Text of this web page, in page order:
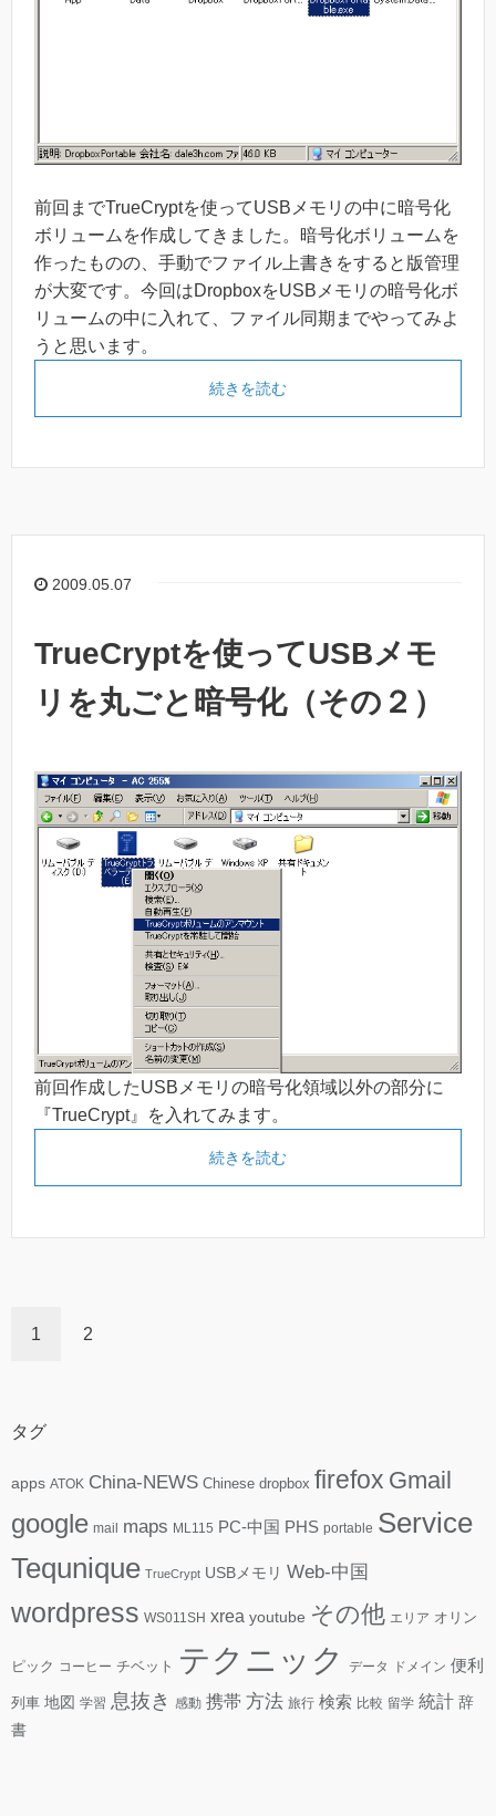
前回までTrueCryptを使ってUSBメモリの中に暗号化
ボリュームを作成してきました。暗号化ボリュームを
作ったものの、手動でファイル上書きをすると版管理
が大変です。今回はDropboxをUSBメモリの暗号化ボ
リュームの中に入れて、ファイル同期までやってみよ
うと思います。
続きを読む
2009.05.07
TrueCryptを使ってUSBメモ
リを丸ごと暗号化（その２）
前回作成したUSBメモリの暗号化領域以外の部分に
『TrueCrypt』を入れてみます。
続きを読む
1 2
タグ
apps ATOK China-NEWS Chinese dropbox firefox Gmail
google mail maps ML115 PC-中国 PHS portable Service
Tequnique TrueCrypt USBメモリ Web-中国
wordpress WS011SH xrea youtube その他 エリア オリン
ピック コーヒー チベット テクニック データ ドメイン 便利
列車 地図 学習 息抜き 感動 携帯 方法 旅行 検索 比較 留学 統計 辞
書